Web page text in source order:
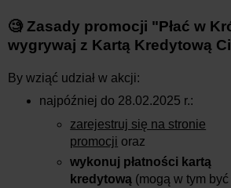
🧐 Zasady promocji "Płać w
wygrywaj z Kartą Kredytową
By wziąć udział w akcji:
najpóźniej do 28.02.2025 r.:
zarejestruj się na stronie
promocji oraz
wykonuj płatności kartą
kredytową (mogą w tym być